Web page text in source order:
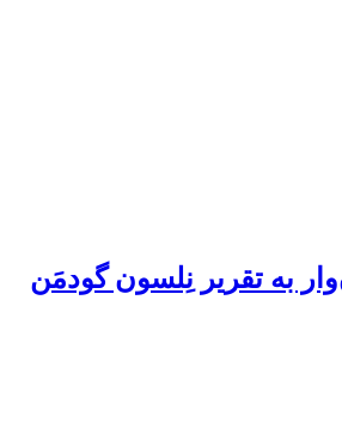
به تقریر نِلسون گودمَن